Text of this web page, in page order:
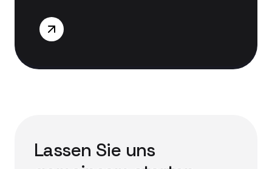
Lassen Sie uns